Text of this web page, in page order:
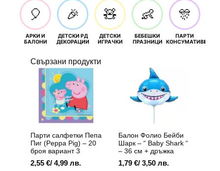
🎈
АРКИ И
БАЛОНИ
🎉
ДЕТСКИ РД
ДЕКОРАЦИИ
🧸
ДЕТСКИ
ИГРАЧКИ
👶
БЕБЕШКИ
ПРАЗНИЦИ
🎊
ПАРТИ
КОНСУМАТИВИ
Свързани продукти
Парти салфетки Пепа
Пиг (Peppa Pig) – 20
броя вариант 3
2,55 €/ 4,99 лв.
Балон Фолио Бейби
Шарк – “ Baby Shark “
– 36 см + дръжка
1,79 €/ 3,50 лв.